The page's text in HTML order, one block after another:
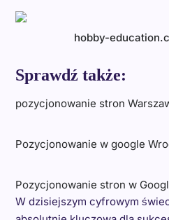
hobby-
Sprawdź także:
pozycjonowanie stron
Pozycjonowanie w google
Pozycjonowanie stron w
W dzisiejszym cyfrowym